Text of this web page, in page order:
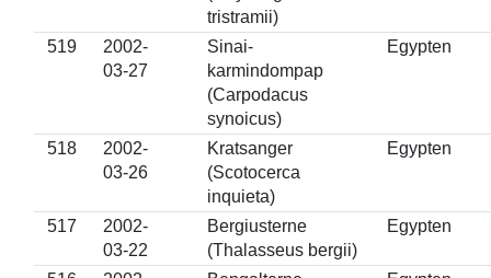
tristramii)
519
2002-
03-27
Sinai-
karmindompap
(Carpodacus
synoicus)
Egypten
518
2002-
03-26
Kratsanger
(Scotocerca
inquieta)
Egypten
517
2002-
03-22
Bergiusterne
(Thalasseus bergii)
Egypten